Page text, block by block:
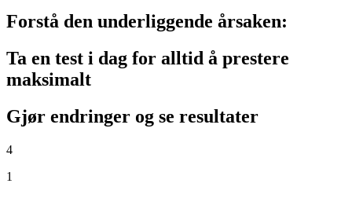
Forstå den underliggende årsaken:
Ta en test i dag for alltid å prestere
maksimalt
Gjør endringer og se resultater
4
1